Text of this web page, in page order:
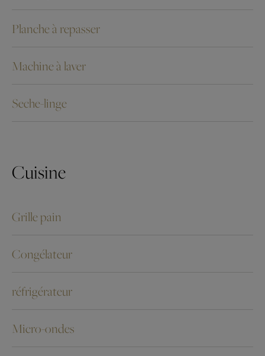
Planche à repasser
Machine à laver
Seche-linge
Cuisine
Grille pain
Congélateur
réfrigérateur
Micro-ondes